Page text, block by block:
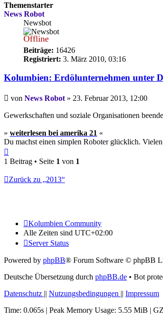
Themenstarter
News Robot
Newsbot
Offline
Beiträge: 16426
Registriert: 3. März 2010, 03:16
Kolumbien: Erdölunternehmen unter
Beitrag
von News Robot » 23. Februar 2013, 12:00
Gewerkschaften und soziale Organisationen
» weiterlesen bei amerika 21 «
Du machst einen simplen Roboter glücklich.
oben
1 Beitrag • Seite 1 von 1
Zurück zu „2013“
Kolumbien Community
Alle Zeiten sind UTC+02:00
Server Status
Powered by phpBB® Forum Software © phpBB
Deutsche Übersetzung durch phpBB.de • Bot
Datenschutz || Nutzungsbedingungen || Impressum
Time: 0.065s | Peak Memory Usage: 5.55 MiB |